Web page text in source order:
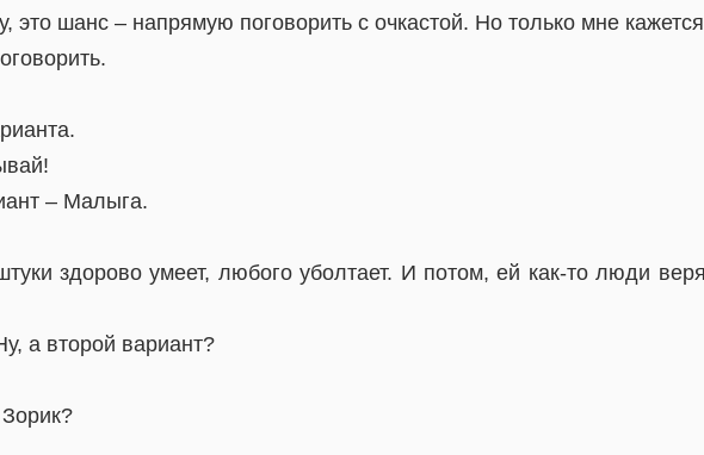
это шанс – напрямую поговорить с очкастой. Но только мне
– Малыга.
здорово умеет, любого уболтает. И потом, ей как-то люди
а второй вариант?